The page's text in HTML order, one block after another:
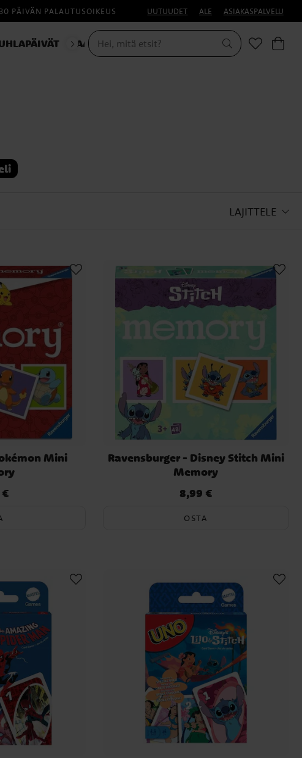
30 PÄIVÄN PALAUTUSOIKEUS UUTUUDET ALE ASIAKASPALVELU
NAAMIAISET
LAJITTELE
Mini
€
Ravensburger - Disney Stitch Mini
Memory
Hinta:8,99 €
8,99 €
OSTA